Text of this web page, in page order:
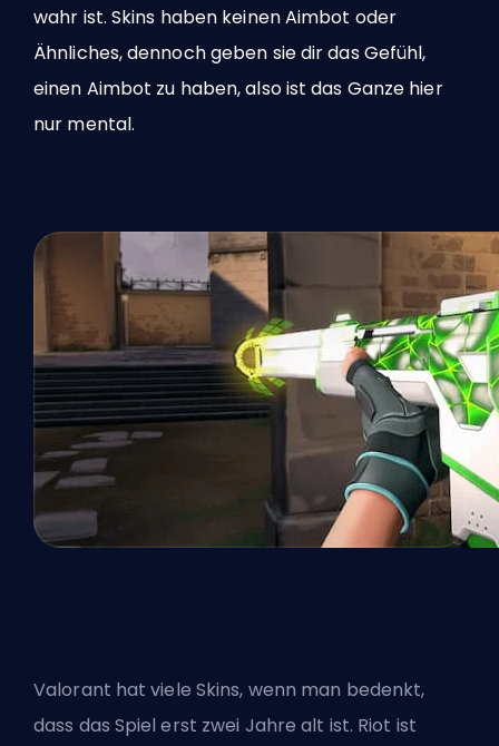
wahr ist. Skins haben keinen Aimbot oder
Ähnliches, dennoch geben sie dir das Gefühl,
einen Aimbot zu haben, also ist das Ganze hier
nur mental.
Valorant hat viele Skins, wenn man bedenkt,
dass das Spiel erst zwei Jahre alt ist. Riot ist